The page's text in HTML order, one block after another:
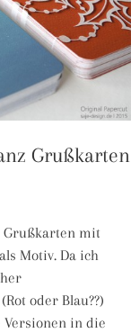
Grußkarten
Grußkarten mit
als Motiv. Da ich
oder Blau??)
in die